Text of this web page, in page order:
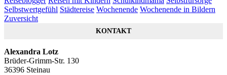
Selbstwertgefühl Städtereise Wochenende Wochenende in Bildern
Zuversicht
KONTAKT
Alexandra Lotz
Brüder-Grimm-Str. 130
36396 Steinau